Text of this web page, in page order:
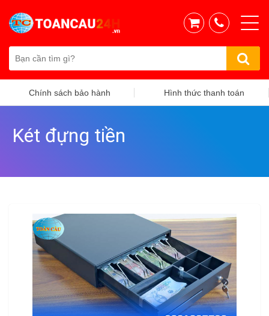
Chính sách bảo hành Hình thức thanh toán
Két đựng tiền